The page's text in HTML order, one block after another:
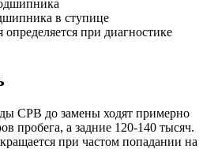
в ступице
определяется при диагностике
СРВ до замены ходят примерно
пробега, а задние 120-140 тысяч.
при частом попадании на